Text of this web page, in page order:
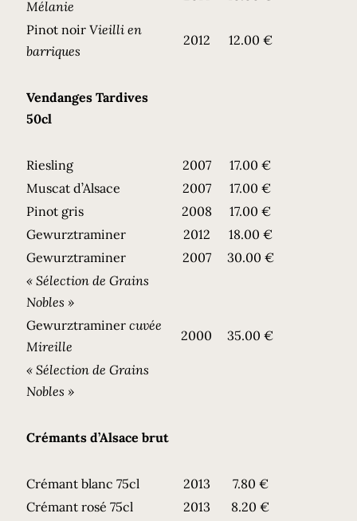
Mélanie
Pinot noir Vieilli en
barriques
2012 12.00 €
Vendanges Tardives
50cl
Riesling 2007
17.00 €
Muscat d’Alsace
2007
17.00 €
Pinot gris
2008
17.00 €
Gewurztraminer
2012
18.00 €
Gewurztraminer
2007
30.00 €
« Sélection de Grains
Nobles »
Gewurztraminer cuvée
Mireille
2000 35.00 €
« Sélection de Grains
Nobles »
Crémants d’Alsace brut
Crémant blanc 75cl 2013
7.80 €
Crémant rosé 75cl
2013
8.20 €